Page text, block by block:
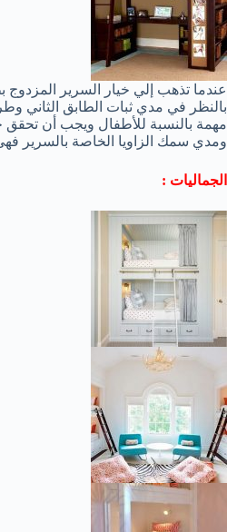
عندما تذهب إلي خيار السرير المزدوج
بالنظر في مدي ثبات الطابق الثاني
مهمة بالنسبة للأطفال ويجب أن تحقق
ومدي سمك الزاويا الخاصة بالسرير
الجماليات :